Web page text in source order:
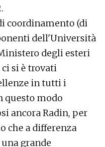
coordinamento (di
dell'Università
degli esteri
si è trovati
in tutti i
questo modo
ancora Radin, per
che a differenza
grande